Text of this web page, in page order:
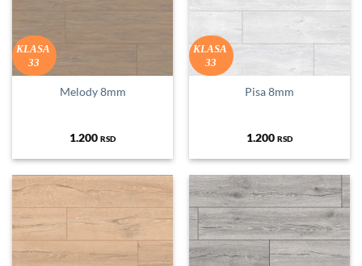
KLASA
33
Melody 8mm
1.200 RSD
KLASA
33
Pisa 8mm
1.200 RSD